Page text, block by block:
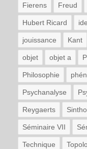
Fierens Freud
Hubert Ricard
jouissance Kant
objet objet a
Philosophie
Psychanalyse
Reygaerts
Séminaire VII
Technique